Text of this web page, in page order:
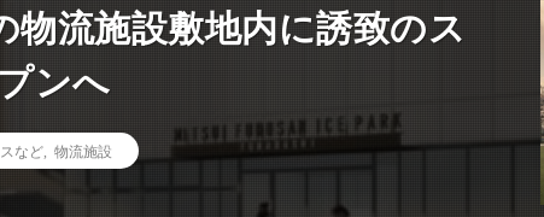
物流施設敷地内に誘致のス
ンへ
など 物流施設